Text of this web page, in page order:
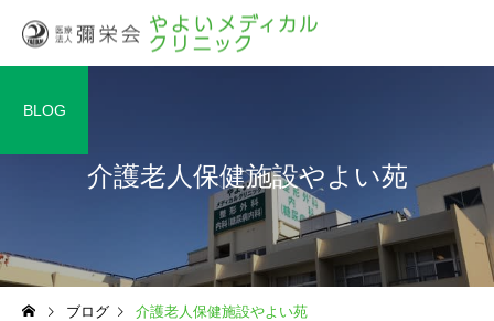
介護老人保健施設やよい苑
BLOG
ブログ 介護老人保健施設やよい苑